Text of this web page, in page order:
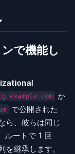
で機能し
か
で公開された
ら、彼らは同じ
ルートで 1 回
継承します。